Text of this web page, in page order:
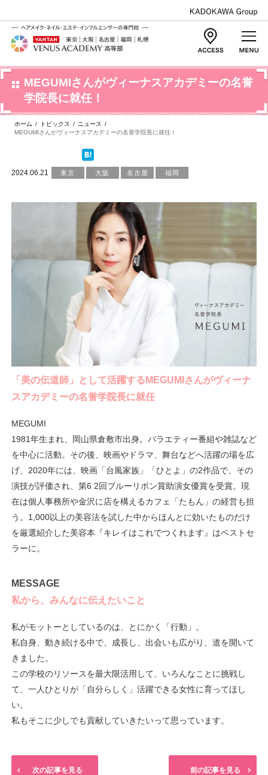
MEGUMIさんがヴィーナスアカデミーの名誉
学院長に就任！
ホーム / トピックス / ニュース
/
MEGUMIさんがヴィーナスアカデミーの名誉学院長に就任！
2024.06.21 東京 大阪 名古屋 福岡
「美の伝道師」として活躍するMEGUMIさんがヴィーナ
スアカデミーの名誉学院長に就任
MEGUMI
1981年生まれ、岡山県倉敷市出身。バラエティー番組や雑誌など
を中心に活動。その後、映画やドラマ、舞台などへ活躍の場を広
げ、2020年には、映画「台風家族」「ひとよ」の2作品で、その
演技が評価され、第6 2回ブルーリボン賞助演女優賞を受賞。現
在は個人事務所や金沢に店を構えるカフェ「たもん」の経営も担
う。1,000以上の美容法を試した中からほんとに効いたものだけ
を厳選紹介した美容本『キレイはこれでつくれます』はベストセ
ラーに。
MESSAGE
私から、みんなに伝えたいこと
私がモットーとしているのは、とにかく「行動」。
私自身、動き続ける中で、成長し、出会いも広がり、道を開いて
きました。
この学校のリソースを最大限活用して、いろんなことに挑戦し
て、一人ひとりが「自分らしく」活躍できる女性に育ってほし
い。
私もそこに少しでも貢献していきたいって思っています。
次の記事を見る 前の記事を見る